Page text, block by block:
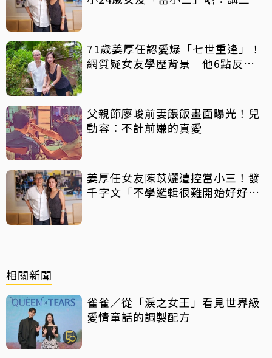
71歲姜厚任認愛爆「七世重逢」！
網質疑女友學歷背景 他6點反
父親節廖峻前妻餵飯畫面曝光！兒
動容：不計前嫌的真愛
姜厚任女友陳苡孋遭控當小三！發
千字文「不學邏輯很難開始好好
相關新聞
雀雀／從「淚之女王」看見世界級
愛情童話的調製配方